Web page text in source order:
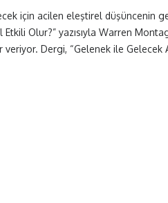
için acilen eleştirel düşüncenin
Olur?” yazısıyla Warren
Dergi, “Gelenek ile